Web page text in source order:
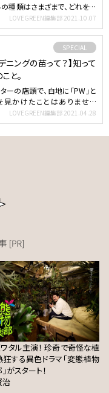
種類はさまざまで、どれを選
LOVEGREEN編集部 2021.10.07
SPECIAL
ニングの苗って？】知って
と。
ーの店頭で、白地に「PW」と
見かけたことはありません
LOVEGREEN編集部 2021.04.28
タル主演！ 珍奇で奇怪な植
する異色ドラマ「変態植物
がスタート！
治